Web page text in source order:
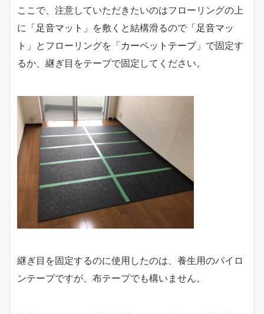
ここで、注意していただきたいのはフローリングの上
に
「足音マット」 を敷くと結構滑るので 「足音マッ
ト」
とフローリングを 「カーペットテープ」 で固定す
るか、継ぎ目をテープで固定してください。
継ぎ目を固定するのに使用したのは、養生用のパイロ
ンテープですが、布テープでも構いません。